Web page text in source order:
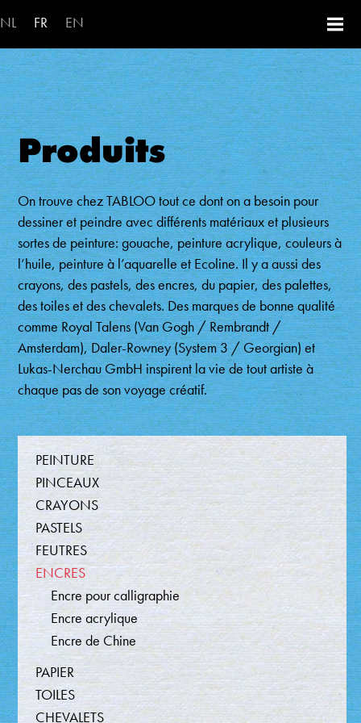
NL FR EN
Produits
On trouve chez TABLOO tout ce dont on a besoin pour
dessiner et peindre avec différents matériaux et plusieurs
sortes de peinture: gouache, peinture acrylique, couleurs à
l’huile, peinture à l’aquarelle et Ecoline. Il y a aussi des
crayons, des pastels, des encres, du papier, des palettes,
des toiles et des chevalets. Des marques de bonne qualité
comme Royal Talens (Van Gogh / Rembrandt /
Amsterdam), Daler-Rowney (System 3 / Georgian) et
Lukas-Nerchau GmbH inspirent la vie de tout artiste à
chaque pas de son voyage créatif.
Producten
PEINTURE
PINCEAUX
CRAYONS
PASTELS
FEUTRES
ENCRES
Encre pour calligraphie
Encre acrylique
Encre de Chine
PAPIER
TOILES
CHEVALETS